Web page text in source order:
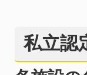
私立認